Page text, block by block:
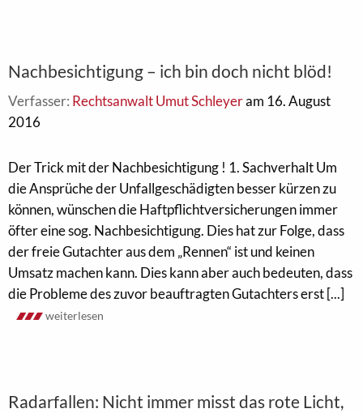
Nachbesichtigung – ich bin doch nicht blöd!
Verfasser: Rechtsanwalt Umut Schleyeram 16. August
2016
Der Trick mit der Nachbesichtigung ! 1. Sachverhalt Um
die Ansprüche der Unfallgeschädigten besser kürzen zu
können, wünschen die Haftpflichtversicherungen immer
öfter eine sog. Nachbesichtigung. Dies hat zur Folge, dass
der freie Gutachter aus dem „Rennen“ ist und keinen
Umsatz machen kann. Dies kann aber auch bedeuten, dass
die Probleme des zuvor beauftragten Gutachters erst [...]
weiterlesen
Radarfallen: Nicht immer misst das rote Licht,